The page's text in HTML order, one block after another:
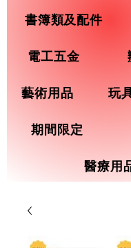
書簿類及配件
電工五金
藝術用品 玩
期間限定
醫療用